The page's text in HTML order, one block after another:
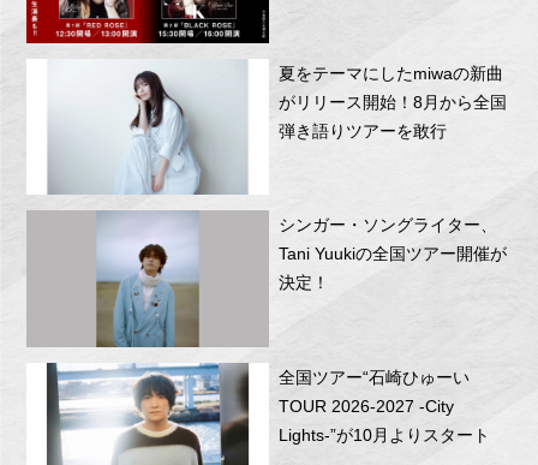
夏をテーマにしたmiwaの新曲
がリリース開始！8月から全国
弾き語りツアーを敢行
シンガー・ソングライター、
Tani Yuukiの全国ツアー開催が
決定！
全国ツアー“石崎ひゅーい
TOUR 2026-2027 -City
Lights-”が10月よりスタート